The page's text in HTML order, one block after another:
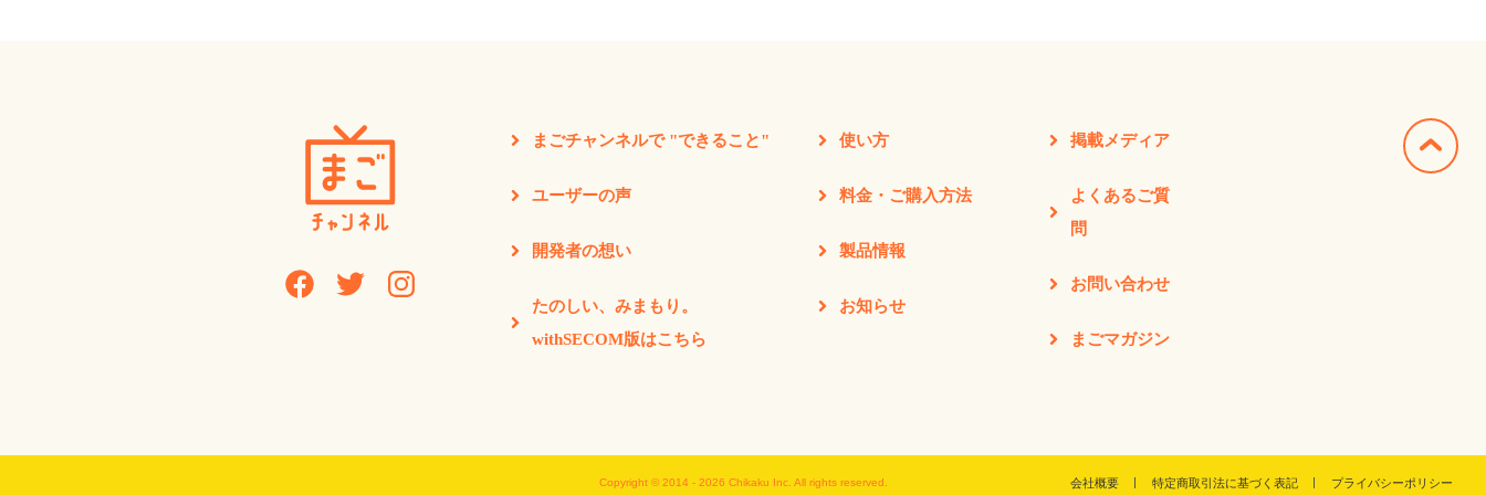
まごチャンネルで "できること"
ユーザーの声
開発者の想い
たのしい、みまもり。
withSECOM版はこちら
使い方
料金・ご購入方法
製品情報
お知らせ
掲載メディア
よくあるご質
問
お問い合わせ
まごマガジン
Copyright © 2014 - 2026 Chikaku Inc. All rights reserved. 会社概要 特定商取引法に基づく表記 プライバシーポリシー